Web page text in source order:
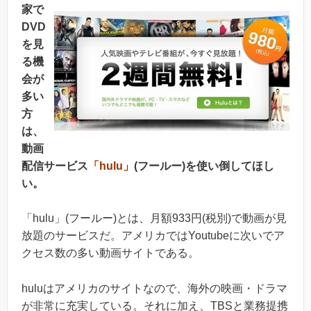
家で
DVD
を見
る機
会が
多い
方
は、
動画
配信サービス 「hulu」 (フールー)を使い倒してほし
い。
「hulu」(フールー)とは、月額933円(税別)で動画が見
放題のサービスだ。アメリカではYoutubeに次いでア
クセス数の多い動画サイトである。
huluはアメリカのサイトなので、海外の映画・ドラマ
が非常に充実している。それに加え、TBSと業務提携